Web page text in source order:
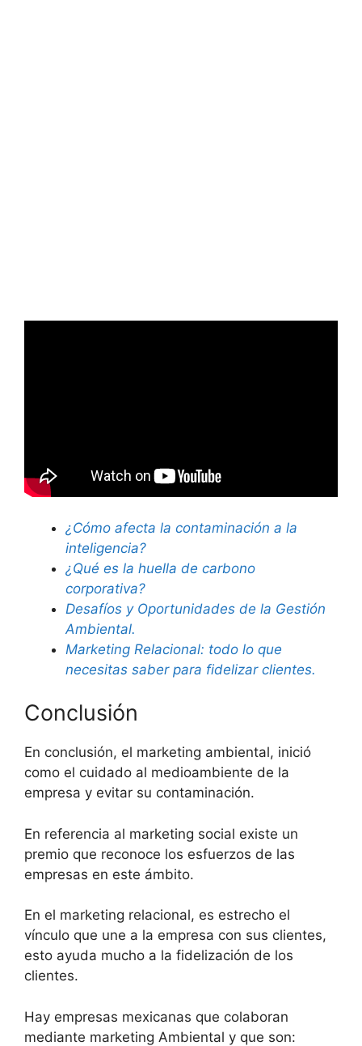
¿Cómo afecta la contaminación a la
inteligencia?
¿Qué es la huella de carbono
corporativa?
Desafíos y Oportunidades de la Gestión
Ambiental.
Marketing Relacional: todo lo que
necesitas saber para fidelizar clientes.
Conclusión
En conclusión, el marketing ambiental, inició
como el cuidado al medioambiente de la
empresa y evitar su contaminación.
En referencia al marketing social existe un
premio que reconoce los esfuerzos de las
empresas en este ámbito.
En el marketing relacional, es estrecho el
vínculo que une a la empresa con sus clientes,
esto ayuda mucho a la fidelización de los
clientes.
Hay empresas mexicanas que colaboran
mediante marketing Ambiental y que son: